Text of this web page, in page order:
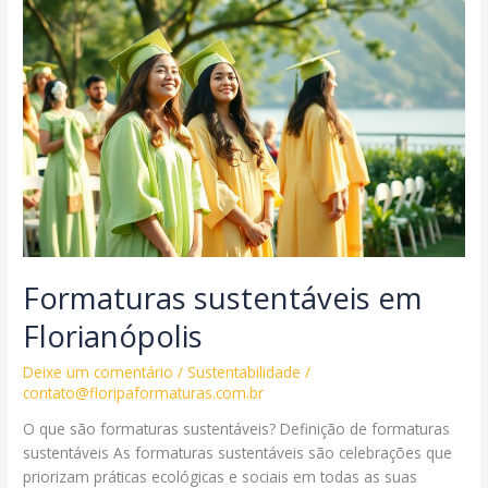
Formaturas sustentáveis em
Florianópolis
Deixe um comentário /Sustentabilidade /
contato@floripaformaturas.com.br
O que são formaturas sustentáveis? Definição de formaturas
sustentáveis As formaturas sustentáveis são celebrações que
priorizam práticas ecológicas e sociais em todas as suas